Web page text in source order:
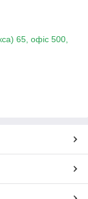
65, офіс 500,